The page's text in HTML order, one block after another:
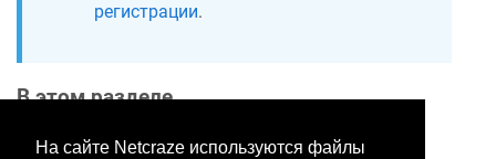
На сайте Netcraze используются файлы
регистрации.
В этом разделе